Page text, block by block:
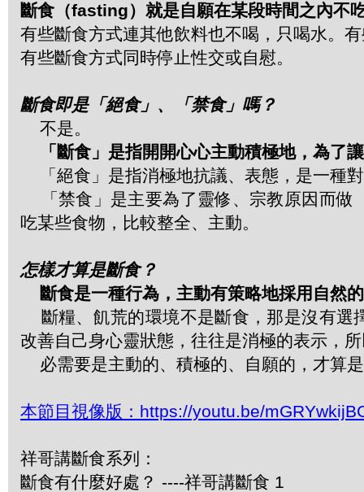
斷食（fasting）就是自願在某段時間之內不
有些斷食方式連其他飲料也不喝，只喝水。
有些斷食方式同時停止性交或自慰。
斷食即是「絕食」、「禁食」嗎？
不是。
「斷食」是指開開心心主動積極地，為了
「絕食」是指消極地抗議、表態，是一種
「禁食」是主要為了靈修、宗教原因而
吃某些食物，比較整全、主動。
怎樣才算是斷食？
斷食是一種行為，主動有策略地採用自然
斷糧、飢荒的環境不是斷食，那是沒有
改善自己身心靈狀態，往往是消極的表示，
必需要是主動的、積極的、自願的，才算
本節目視像版：https://youtu.be/
祥哥講斷食系列：
斷食有什麼好處？ ----祥哥講斷食 1